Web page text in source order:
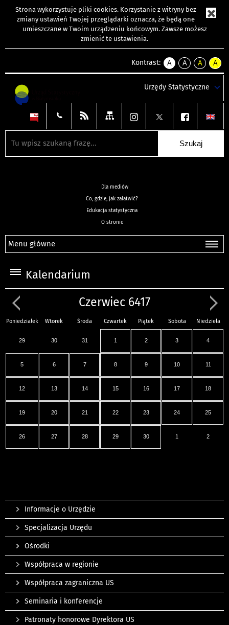
Strona wykorzystuje pliki cookies. Korzystanie z witryny bez
zmiany ustawień Twojej przeglądarki oznacza, że będą one
umieszczane w Twoim urządzeniu końcowym. Zawsze możesz
zmienić te ustawienia.
Kontrast:
A
kontrast
A
kontrast
tekst
czarnym
A
kontrast
tekst
czarnym
A
tekst
żółtym
Urzędy Statystyczne
Dla mediów
Co, gdzie, jak załatwić?
Edukacja statystyczna
O stronie
Menu główne
Kalendarium
Czerwiec 6417
Poniedziałek Wtorek Środa Czwartek Piątek Sobota Niedziela
29 30 31 1 2 3 4
5 6 7 8 9 10 11
12 13 14 15 16 17 18
19 20 21 22 23 24 25
26 27 28 29 30 1 2
Informacje o Urzędzie
Specjalizacja Urzędu
Ośrodki
Współpraca w regionie
Współpraca zagraniczna US
Seminaria i konferencje
Patronaty honorowe Dyrektora US